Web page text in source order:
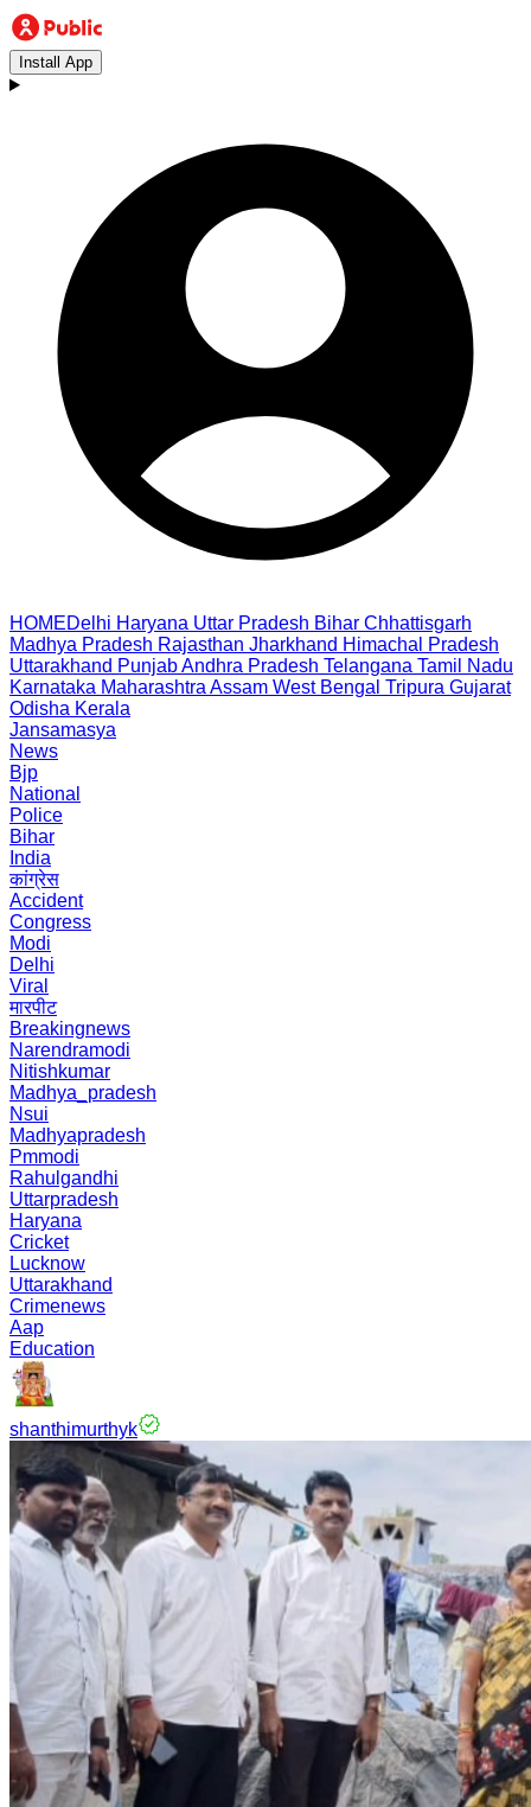
Install App
HOMEDelhi Haryana Uttar Pradesh Bihar Chhattisgarh
Madhya Pradesh Rajasthan Jharkhand Himachal Pradesh
Uttarakhand PunjabAndhra Pradesh Telangana Tamil Nadu
Karnataka Maharashtra Assam West Bengal Tripura Gujarat
Odisha Kerala
Jansamasya
News
Bjp
National
Police
Bihar
India
कांग्रेस
Accident
Congress
Modi
Delhi
Viral
मारपीट
Breakingnews
Narendramodi
Nitishkumar
Madhya_pradesh
Nsui
Madhyapradesh
Pmmodi
Rahulgandhi
Uttarpradesh
Haryana
Cricket
Lucknow
Uttarakhand
Crimenews
Aap
Education
shanthimurthyk